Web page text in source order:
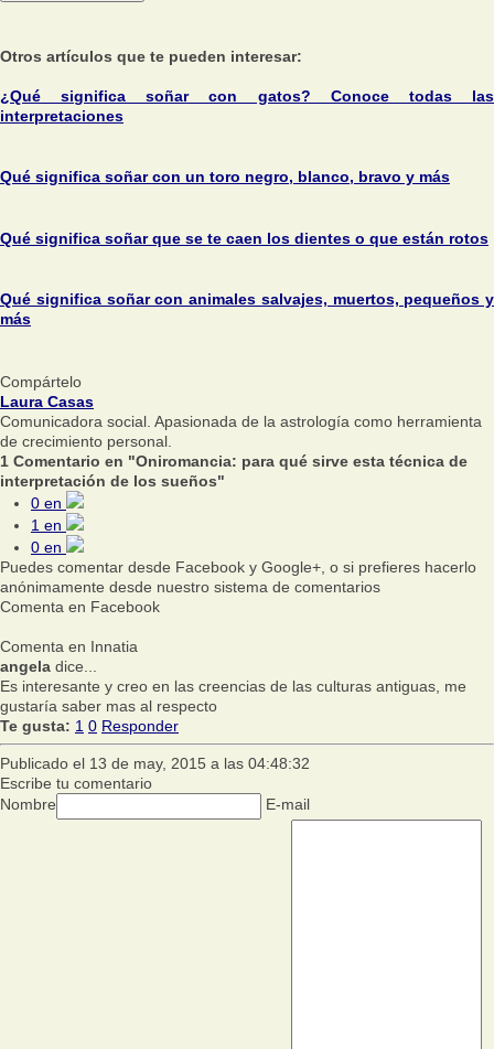
Otros artículos que te pueden interesar:
¿Qué significa soñar con gatos? Conoce todas las
interpretaciones
Qué significa soñar con un toro negro, blanco, bravo y más
Qué significa soñar que se te caen los dientes o que están rotos
Qué significa soñar con animales salvajes, muertos, pequeños y
más
Compártelo
Laura Casas
Comunicadora social. Apasionada de la astrología como herramienta
de crecimiento personal.
1 Comentario en "Oniromancia: para qué sirve esta técnica de
interpretación de los sueños"
0 en
1 en
0 en
Puedes comentar desde Facebook y Google+, o si prefieres hacerlo
anónimamente desde nuestro sistema de comentarios
Comenta en Facebook
Comenta en Innatia
angela dice...
Es interesante y creo en las creencias de las culturas antiguas, me
gustaría saber mas al respecto
Te gusta: 1 0 Responder
Publicado el 13 de may, 2015 a las 04:48:32
Escribe tu comentario
Nombre
E-mail